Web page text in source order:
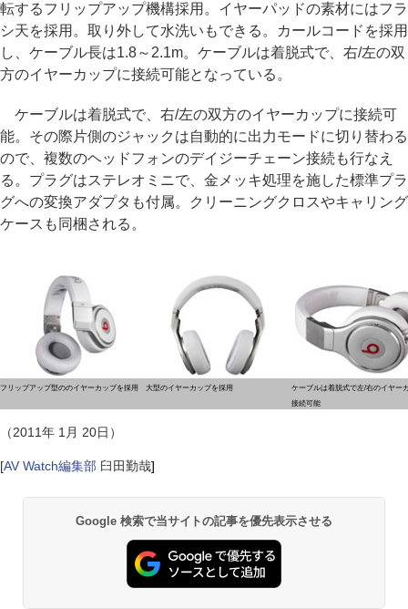
転するフリップアップ機構採用。イヤーパッドの素材にはフラ
シ天を採用。取り外して水洗いもできる。カールコードを採用
し、ケーブル長は1.8～2.1m。ケーブルは着脱式で、右/左の双
方のイヤーカップに接続可能となっている。
ケーブルは着脱式で、右/左の双方のイヤーカップに接続可
能。その際片側のジャックは自動的に出力モードに切り替わる
ので、複数のヘッドフォンのデイジーチェーン接続も行なえ
る。プラグはステレオミニで、金メッキ処理を施した標準プラ
グへの変換アダプタも付属。クリーニングクロスやキャリング
ケースも同梱される。
フリップアップ型ののイヤーカップを採用 大型のイヤーカップを採用
ケーブルは着脱式で左/右のイヤー
接続可能
（2011年 1月 20日）
[AV Watch編集部 臼田勤哉]
Google 検索で当サイトの記事を優先表示させる